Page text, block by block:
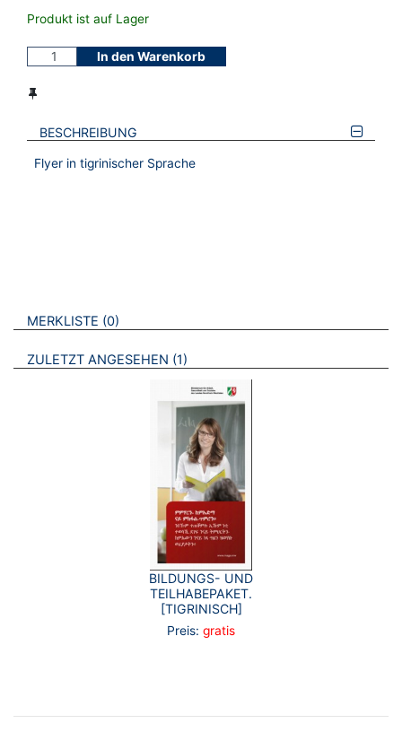
Produkt ist auf Lager
In den Warenkorb
BESCHREIBUNG
Flyer in tigrinischer Sprache
VERWEISE AUF VERMERKTE- ODER ZULETZT ANGESEHENE
MERKLISTE 0 BROSCHÜREN
ZULETZT ANGESEHEN 1 BROSCHÜREN
BILDUNGS- UND
TEILHABEPAKET.
[TIGRINISCH]
Preis: gratis